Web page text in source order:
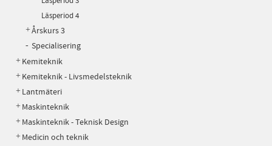
Läsperiod 4
Årskurs 3
Specialisering
Kemiteknik
Kemiteknik - Livsmedelsteknik
Lantmäteri
Maskinteknik
Maskinteknik - Teknisk Design
Medicin och teknik